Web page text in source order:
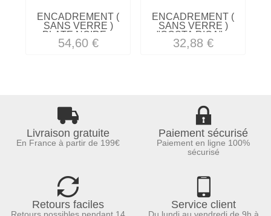
ENCADREMENT (
SANS VERRE )
PLATE NOIRE...
54,60 €
ENCADREMENT (
SANS VERRE )
"COSTA RICA"...
32,88 €
Livraison gratuite
En France à partir de 199€
Paiement sécurisé
Paiement en ligne 100%
sécurisé
Retours faciles Service client